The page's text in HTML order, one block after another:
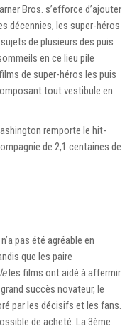
Bros. s’efforce d’ajouter
décennies, les super-héros
de plusieurs des puis
en ce lieu pile
de super-héros les puis
tout vestibule en
remporte le hit-
de 2,1 centaines de
pas été agréable en
que les paire
les films ont aidé à affermir
succès novateur, le
par les décisifs et les fans.
de acheté. La 3ème